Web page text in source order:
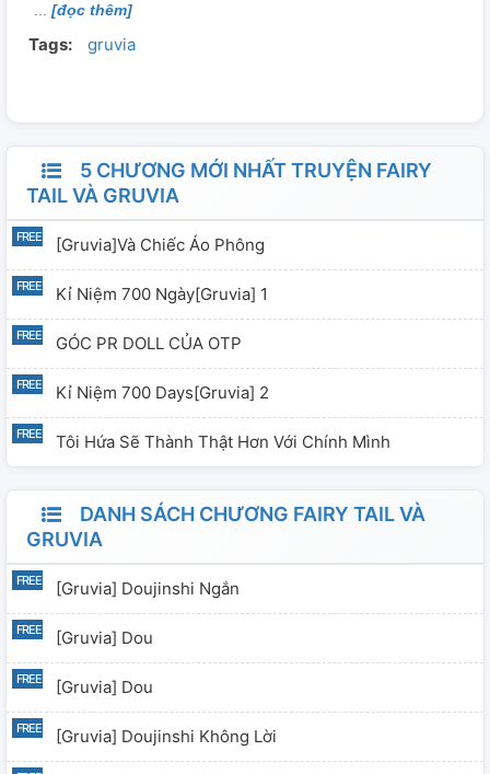
Nếu mọi người đọc chuyện thấy có gì cần góp ý thì cứ
nói với mình nha❤️ Mình đang chuẩn bị thi nhưng sẽ cố
[đọc thêm]
Tags: gruvia
5 CHƯƠNG MỚI NHẤT TRUYỆN FAIRY
TAIL VÀ GRUVIA
[Gruvia]và Chiếc Áo Phông
Kỉ Niệm 700 Ngày[Gruvia] 1
GÓC PR DOLL CỦA OTP
Kỉ Niệm 700 Days[Gruvia] 2
Tôi Hứa Sẽ Thành Thật Hơn Với Chính Mình
DANH SÁCH CHƯƠNG FAIRY TAIL VÀ
GRUVIA
[Gruvia] Doujinshi Ngắn
[Gruvia] Dou
[Gruvia] Dou
[Gruvia] Doujinshi Không Lời